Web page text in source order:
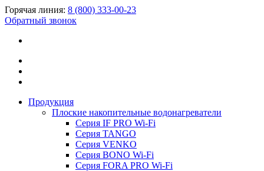
Горячая линия: 8 (800) 333-00-23
Обратный звонок
Продукция
Плоские накопительные водонагреватели
Серия IF PRO Wi-Fi
Серия TANGO
Серия VENKO
Серия BONO Wi-Fi
Серия FORA PRO Wi-Fi